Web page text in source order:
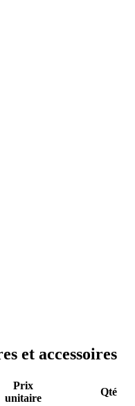
et accessoires
Prix
unitaire
Qté